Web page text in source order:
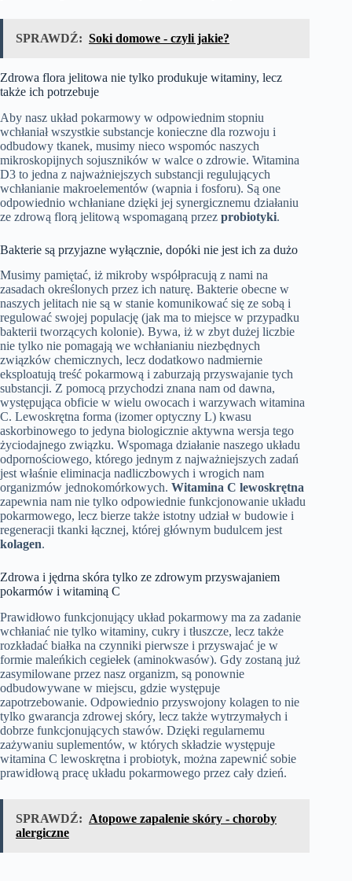
SPRAWDŹ: Soki domowe - czyli jakie?
Zdrowa flora jelitowa nie tylko produkuje witaminy, lecz
także ich potrzebuje
Aby nasz układ pokarmowy w odpowiednim stopniu
wchłaniał wszystkie substancje konieczne dla rozwoju i
odbudowy tkanek, musimy nieco wspomóc naszych
mikroskopijnych sojuszników w walce o zdrowie. Witamina
D3 to jedna z najważniejszych substancji regulujących
wchłanianie makroelementów (wapnia i fosforu). Są one
odpowiednio wchłaniane dzięki jej synergicznemu działaniu
ze zdrową florą jelitową wspomaganą przez probiotyki.
Bakterie są przyjazne wyłącznie, dopóki nie jest ich za dużo
Musimy pamiętać, iż mikroby współpracują z nami na
zasadach określonych przez ich naturę. Bakterie obecne w
naszych jelitach nie są w stanie komunikować się ze sobą i
regulować swojej populację (jak ma to miejsce w przypadku
bakterii tworzących kolonie). Bywa, iż w zbyt dużej liczbie
nie tylko nie pomagają we wchłanianiu niezbędnych
związków chemicznych, lecz dodatkowo nadmiernie
eksploatują treść pokarmową i zaburzają przyswajanie tych
substancji. Z pomocą przychodzi znana nam od dawna,
występująca obficie w wielu owocach i warzywach witamina
C. Lewoskrętna forma (izomer optyczny L) kwasu
askorbinowego to jedyna biologicznie aktywna wersja tego
życiodajnego związku. Wspomaga działanie naszego układu
odpornościowego, którego jednym z najważniejszych zadań
jest właśnie eliminacja nadliczbowych i wrogich nam
organizmów jednokomórkowych. Witamina C lewoskrętna
zapewnia nam nie tylko odpowiednie funkcjonowanie układu
pokarmowego, lecz bierze także istotny udział w budowie i
regeneracji tkanki łącznej, której głównym budulcem jest
kolagen.
Zdrowa i jędrna skóra tylko ze zdrowym przyswajaniem
pokarmów i witaminą C
Prawidłowo funkcjonujący układ pokarmowy ma za zadanie
wchłaniać nie tylko witaminy, cukry i tłuszcze, lecz także
rozkładać białka na czynniki pierwsze i przyswajać je w
formie maleńkich cegiełek (aminokwasów). Gdy zostaną już
zasymilowane przez nasz organizm, są ponownie
odbudowywane w miejscu, gdzie występuje
zapotrzebowanie. Odpowiednio przyswojony kolagen to nie
tylko gwarancja zdrowej skóry, lecz także wytrzymałych i
dobrze funkcjonujących stawów. Dzięki regularnemu
zażywaniu suplementów, w których składzie występuje
witamina C lewoskrętna i probiotyk, można zapewnić sobie
prawidłową pracę układu pokarmowego przez cały dzień.
SPRAWDŹ: Atopowe zapalenie skóry - choroby
alergiczne